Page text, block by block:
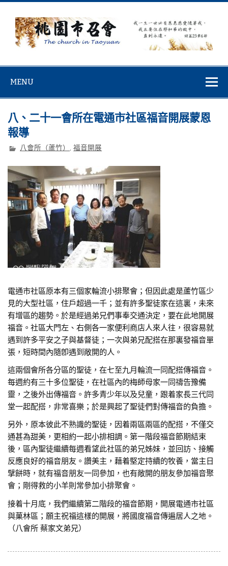
Skip
content
MENU
八、二十一會所在電通市社區福音開展蒙恩
報導
八會所（蘆竹） ,福音開展
電通市社區原本有三個家輪流小排聚會；但因此處是蘆竹區少
見的大型社區，住戶超過一千；並有許多聖徒家在這裏，未來
有增區的趨勢。於是經過弟兄們事奉交通決定，要在此地開展
福音。社區大門左、右側各一家便利商店人來人往，很容易就
遇到許多平安之子與基督徒；一次與弟兄配搭在那裏發福音單
張，短時間內隨卽遇到敞開的人。
這兩個會所各分區的聖徒，在七至九月輪流一同配搭傳福音。
每週約有三十多位聖徒，在社區內的梅師母家一同禱告豫備
靈，之後外出傳福音。許多青少年以及兒童，跟着家長三代同
堂一起配搭，非常喜樂；於是興起了聖徒們對傳福音的負擔。
另外，原本彼此不熟識的聖徒，因着兩區兩區的配搭，不僅交
通甚為甜美，更相約一起小排相調。第一階段福音節期結束
後，區內聖徒繼續每週看望此社區的弟兄姊妹，並回訪、接觸
反應良好的福音朋友。讚美主，藉着堅定持續的牧養，當主日
擘餅時，就有福音朋友一同參加，也有敞開的朋友參加福音聚
會；剛得救的小羊則常參加小排聚會。
接着十月底，我們繼續第二階段的福音節期，開展電通市社區
與菓林區；願主祝福這樣的開展，將國度福音傳遍居人之地。
（八會所 蔡家文弟兄）